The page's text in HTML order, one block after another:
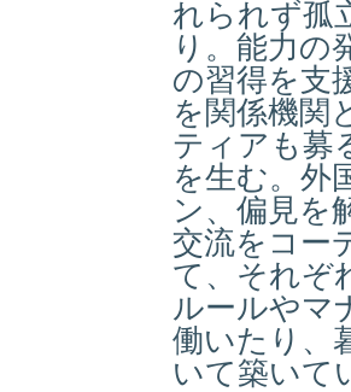
れられず孤
り。能力の
の習得を支
を関係機関
ティアも募
を生む。外
ン、偏見を
交流をコー
て、それぞ
ルールやマ
働いたり、
いて築いて